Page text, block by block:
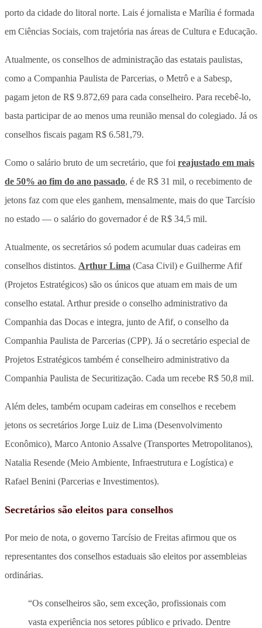
porto da cidade do litoral norte. Lais é jornalista e Marília é formada
em Ciências Sociais, com trajetória nas áreas de Cultura e Educação.
Atualmente, os conselhos de administração das estatais paulistas,
como a Companhia Paulista de Parcerias, o Metrô e a Sabesp,
pagam jeton de R$ 9.872,69 para cada conselheiro. Para recebê-lo,
basta participar de ao menos uma reunião mensal do colegiado. Já os
conselhos fiscais pagam R$ 6.581,79.
Como o salário bruto de um secretário, que foi reajustado em mais
de 50% ao fim do ano passado, é de R$ 31 mil, o recebimento de
jetons faz com que eles ganhem, mensalmente, mais do que Tarcísio
no estado — o salário do governador é de R$ 34,5 mil.
Atualmente, os secretários só podem acumular duas cadeiras em
conselhos distintos. Arthur Lima (Casa Civil) e Guilherme Afif
(Projetos Estratégicos) são os únicos que atuam em mais de um
conselho estatal. Arthur preside o conselho administrativo da
Companhia das Docas e integra, junto de Afif, o conselho da
Companhia Paulista de Parcerias (CPP). Já o secretário especial de
Projetos Estratégicos também é conselheiro administrativo da
Companhia Paulista de Securitização. Cada um recebe R$ 50,8 mil.
Além deles, também ocupam cadeiras em conselhos e recebem
jetons os secretários Jorge Luiz de Lima (Desenvolvimento
Econômico), Marco Antonio Assalve (Transportes Metropolitanos),
Natalia Resende (Meio Ambiente, Infraestrutura e Logística) e
Rafael Benini (Parcerias e Investimentos).
Secretários são eleitos para conselhos
Por meio de nota, o governo Tarcísio de Freitas afirmou que os
representantes dos conselhos estaduais são eleitos por assembleias
ordinárias.
“Os conselheiros são, sem exceção, profissionais com
vasta experiência nos setores público e privado. Dentre